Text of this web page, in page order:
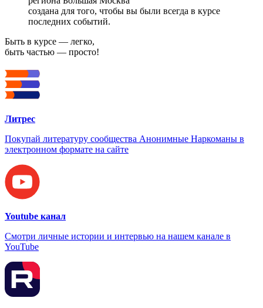
создана для того, чтобы вы были всегда в курсе
последних событий.
Быть в курсе — легко,
быть частью — просто!
Литрес
Покупай литературу сообщества Анонимные Наркоманы в
электронном формате на сайте
Youtube канал
Смотри личные истории и интервью на нашем канале в
YouTube